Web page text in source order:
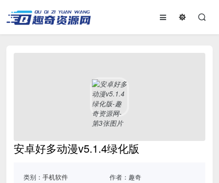
安卓好多动漫v5.1.4绿化版
类别：手机软件 作者：趣奇